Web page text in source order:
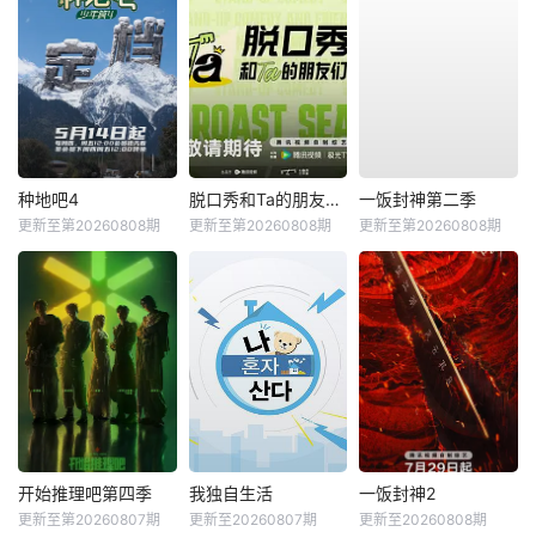
种地吧4
更新至第20260808期
脱口秀和Ta的朋友们第三季
更新至第20260808期
一饭封神第二季
更新至第20260808期
开始推理吧第四季
更新至第20260807期
我独自生活
更新至20260807期
一饭封神2
更新至20260808期